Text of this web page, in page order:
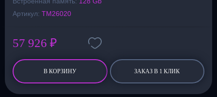
Артикул: TM26020
57 926 ₽
В КОРЗИНУ ЗАКАЗ В 1 КЛИК